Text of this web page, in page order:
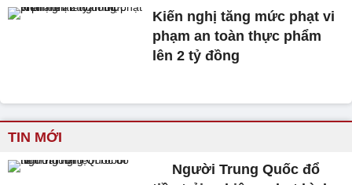
Kiến nghị tăng mức phạt vi
phạm an toàn thực phẩm
lên 2 tỷ đồng
TIN MỚI
Người Trung Quốc đổ